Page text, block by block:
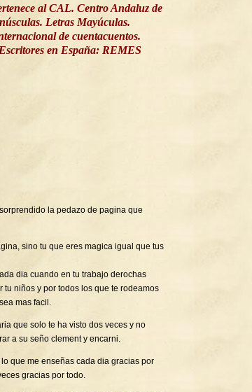
al CAL. Centro Andaluz de
Letras Mayúculas.
de cuentacuentos.
en España: REMES
la pedazo de pagina que
sino tu que eres magica igual que tus
dia cuando en tu trabajo derochas
tu niños y por todos los que te rodeamos
mas facil.
que solo te ha visto dos veces y no
a su seño clement y encarni.
que me enseñas cada dia gracias por
gracias por todo.